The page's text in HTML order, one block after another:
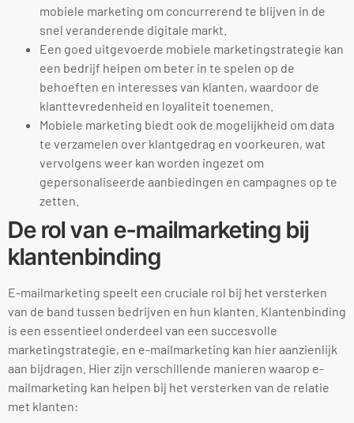
mobiele marketing om concurrerend te blijven in de
snel veranderende digitale markt.
Een goed uitgevoerde mobiele marketingstrategie kan
een bedrijf helpen om beter in te spelen op de
behoeften en interesses van klanten, waardoor de
klanttevredenheid en loyaliteit toenemen.
Mobiele marketing biedt ook de mogelijkheid om data
te verzamelen over klantgedrag en voorkeuren, wat
vervolgens weer kan worden ingezet om
gepersonaliseerde aanbiedingen en campagnes op te
zetten.
De rol van e-mailmarketing bij
klantenbinding
E-mailmarketing speelt een cruciale rol bij het versterken
van de band tussen bedrijven en hun klanten. Klantenbinding
is een essentieel onderdeel van een succesvolle
marketingstrategie, en e-mailmarketing kan hier aanzienlijk
aan bijdragen. Hier zijn verschillende manieren waarop e-
mailmarketing kan helpen bij het versterken van de relatie
met klanten: